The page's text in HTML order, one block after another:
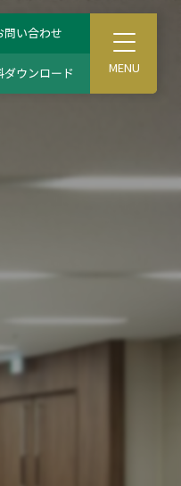
T
o
g
g
u